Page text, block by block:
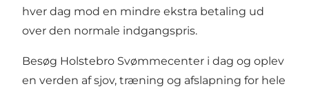
hver dag mod en mindre ekstra betaling ud
over den normale indgangspris.
Besøg Holstebro Svømmecenter i dag og oplev
en verden af ​​sjov, træning og afslapning for hele